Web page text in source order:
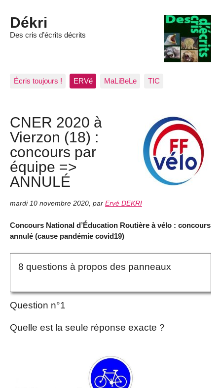
Dékri
Des cris d’écrits décrits
Écris toujours ! ERVé MaLiBeLe TIC
CNER 2020 à
Vierzon (18) :
concours par
équipe =>
ANNULÉ
mardi 10 novembre 2020, par Ervé DEKRI
Concours National d’Éducation Routière à vélo : concours
annulé (cause pandémie covid19)
8 questions à propos des panneaux
Question n°1
Quelle est la seule réponse exacte ?